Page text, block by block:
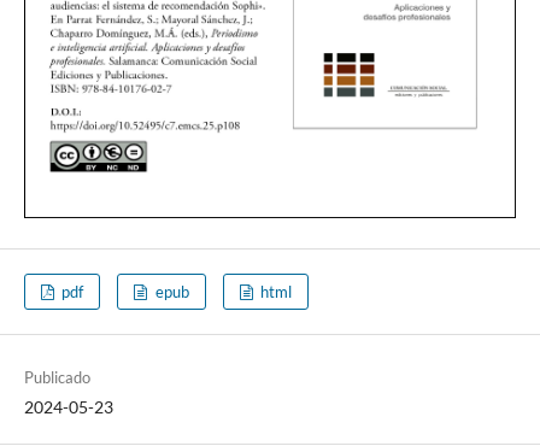
pdf epub html
Publicado
2024-05-23